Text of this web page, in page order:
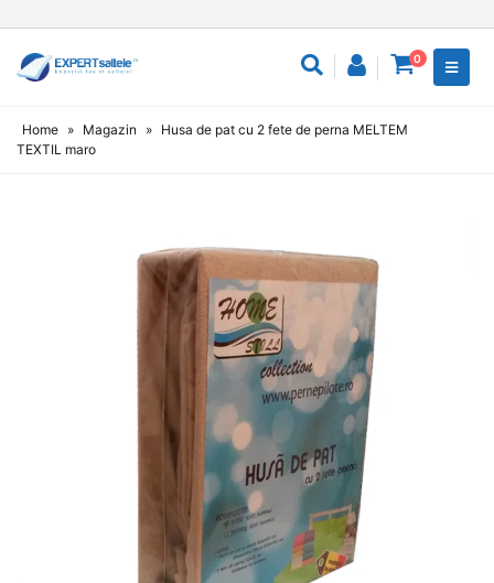
0
Home » Magazin » Husa de pat cu 2 fete de perna MELTEM
TEXTIL maro